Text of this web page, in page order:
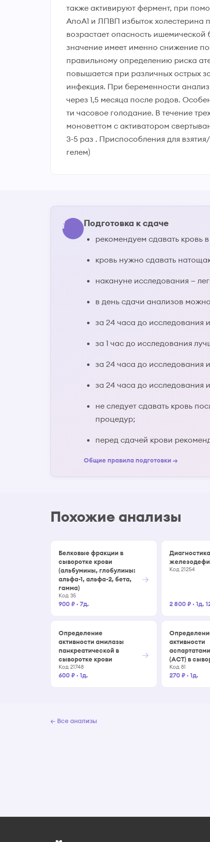
также активируют фермент, при
АпоА1 и ЛПВП избыток холестерина
возрастает опасность
значение имеет именно снижение
правильному определению риска
повышается при различных острых
инфекция. При беременности анализ
через 1,5 месяца после родов.
ти часовое голодание. В течение
моноветтом с активатором
3-5 раз . Приспособления для
гелем)
Подготовка к сдаче
рекомендуем сдавать кровь
кровь нужно сдавать
накануне исследования —
в день сдачи анализов
за 24 часа до исследования
за 1 час до исследования
за 24 часа до исследования
за 24 часа до исследования
не следует сдавать кровь
процедур;
перед сдачей крови
Общие правила подготовки →
Похожие анализы
Белковые фракции в
сыворотке крови
(альбумины, глобулины:
альфа-1, альфа-2, бета,
гамма)
Код 35
900 ₽· 7д.
→
Код 21254
2 800 ₽· 1д.
Определение
активности амилазы
панкреатической в
сыворотке крови
Код 21748
600 ₽· 1д.
→
активности
(АСТ) в
Код 81
270 ₽· 1д.
← Все анализы